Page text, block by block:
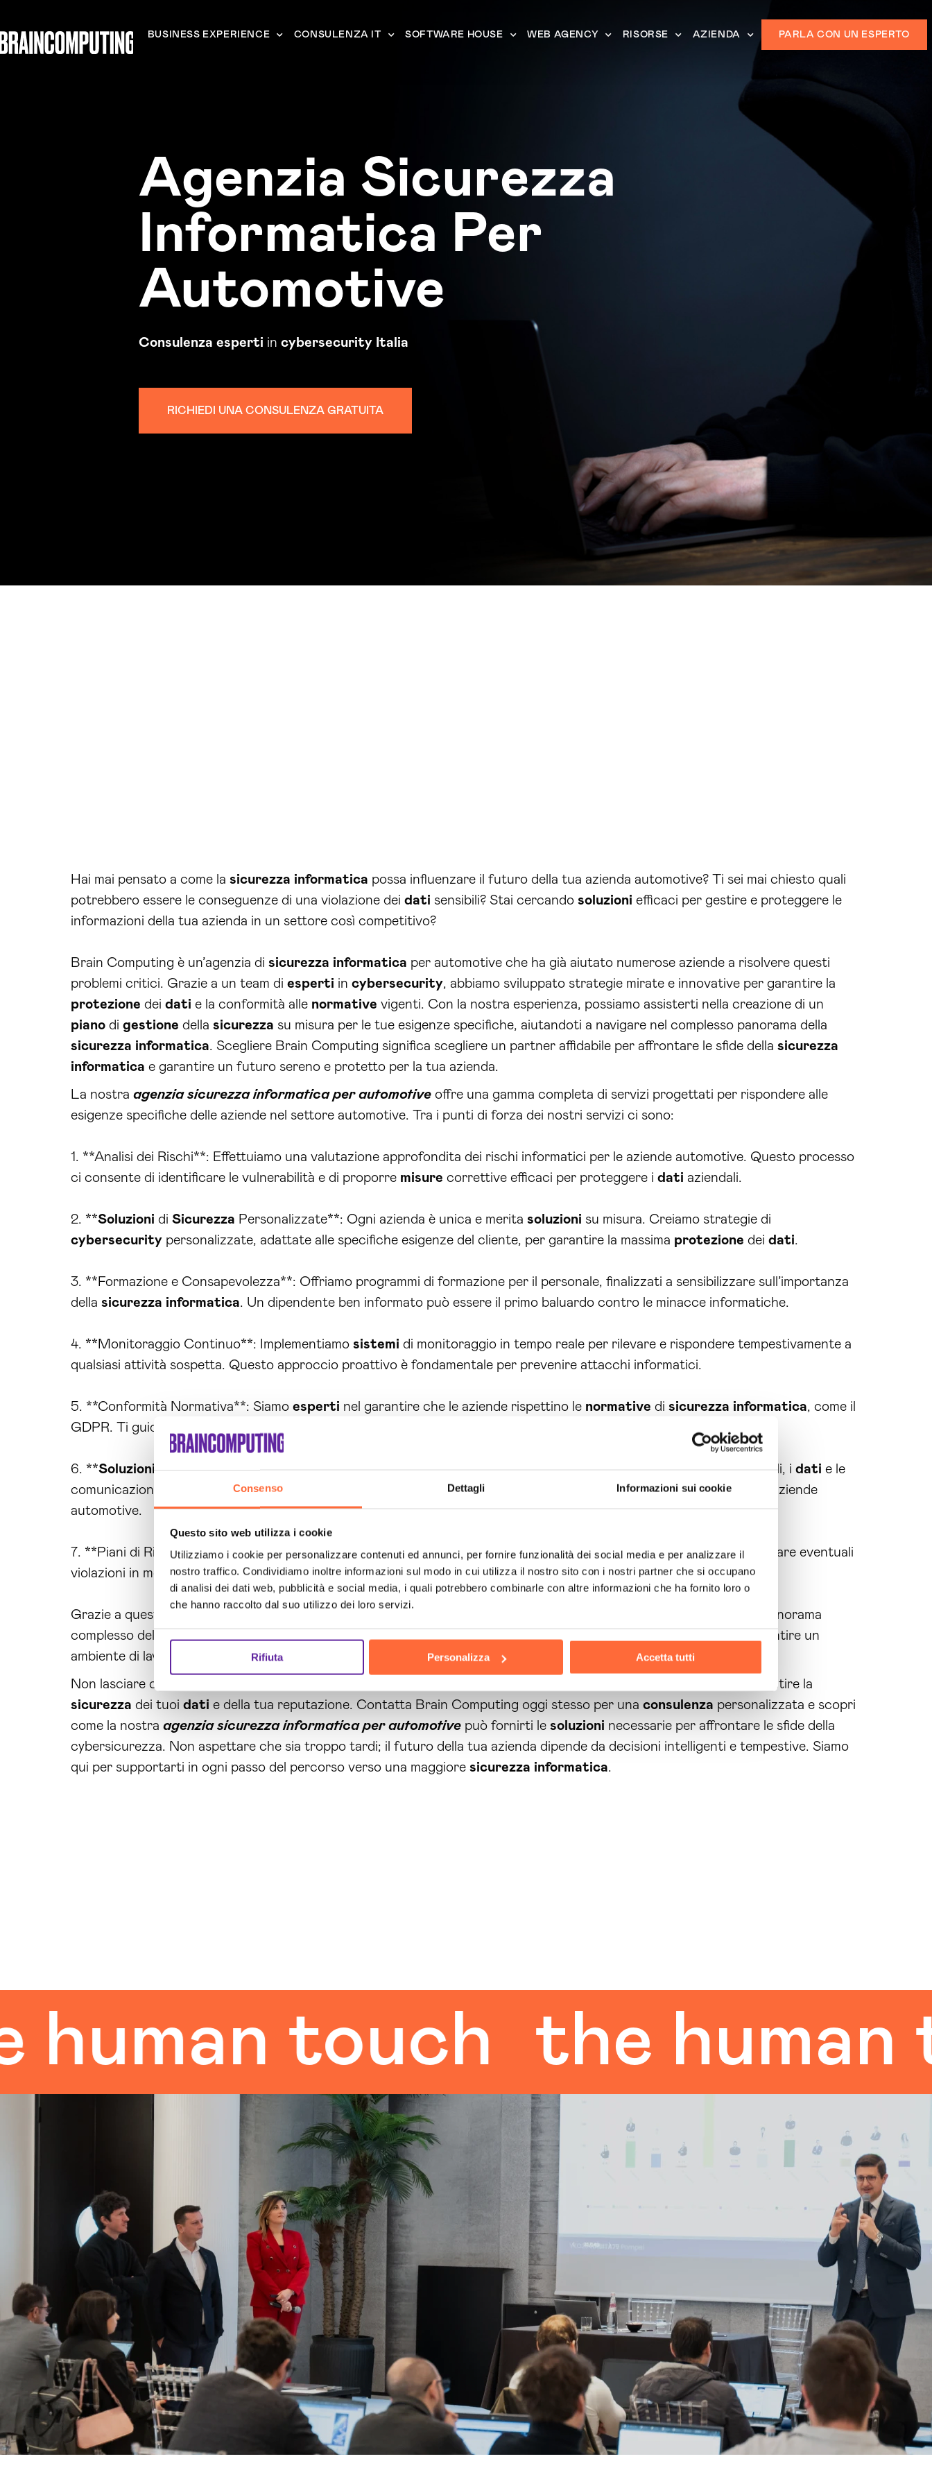
Consenso Dettagli Informazioni sui cookie
Questo sito web utilizza i cookie
Utilizziamo i cookie per personalizzare contenuti ed annunci, per fornire funzionalità dei social media e per analizzare il
nostro traffico. Condividiamo inoltre informazioni sul modo in cui utilizza il nostro sito con i nostri partner che si occupano
di analisi dei dati web, pubblicità e social media, i quali potrebbero combinarle con altre informazioni che ha fornito loro o
che hanno raccolto dal suo utilizzo dei loro servizi.
Rifiuta Personalizza Accetta tutti
BUSINESS EXPERIENCE CONSULENZA IT SOFTWARE HOUSE WEB AGENCY RISORSE AZIENDA PARLA CON UN ESPERTO
Agenzia Sicurezza
Informatica Per
Automotive
Consulenza esperti in cybersecurity Italia
RICHIEDI UNA CONSULENZA GRATUITA
Hai mai pensato a come la sicurezza informatica possa influenzare il futuro della tua azienda automotive? Ti sei mai chiesto quali
potrebbero essere le conseguenze di una violazione dei dati sensibili? Stai cercando soluzioni efficaci per gestire e proteggere le
informazioni della tua azienda in un settore così competitivo?
Brain Computing è un’agenzia di sicurezza informatica per automotive che ha già aiutato numerose aziende a risolvere questi
problemi critici. Grazie a un team di esperti in cybersecurity, abbiamo sviluppato strategie mirate e innovative per garantire la
protezione dei dati e la conformità alle normative vigenti. Con la nostra esperienza, possiamo assisterti nella creazione di un
piano di gestione della sicurezza su misura per le tue esigenze specifiche, aiutandoti a navigare nel complesso panorama della
sicurezza informatica. Scegliere Brain Computing significa scegliere un partner affidabile per affrontare le sfide della sicurezza
informatica e garantire un futuro sereno e protetto per la tua azienda.
La nostra agenzia sicurezza informatica per automotive offre una gamma completa di servizi progettati per rispondere alle
esigenze specifiche delle aziende nel settore automotive. Tra i punti di forza dei nostri servizi ci sono:
1. **Analisi dei Rischi**: Effettuiamo una valutazione approfondita dei rischi informatici per le aziende automotive. Questo processo
ci consente di identificare le vulnerabilità e di proporre misure correttive efficaci per proteggere i dati aziendali.
2. **Soluzioni di Sicurezza Personalizzate**: Ogni azienda è unica e merita soluzioni su misura. Creiamo strategie di
cybersecurity personalizzate, adattate alle specifiche esigenze del cliente, per garantire la massima protezione dei dati.
3. **Formazione e Consapevolezza**: Offriamo programmi di formazione per il personale, finalizzati a sensibilizzare sull’importanza
della sicurezza informatica. Un dipendente ben informato può essere il primo baluardo contro le minacce informatiche.
4. **Monitoraggio Continuo**: Implementiamo sistemi di monitoraggio in tempo reale per rilevare e rispondere tempestivamente a
qualsiasi attività sospetta. Questo approccio proattivo è fondamentale per prevenire attacchi informatici.
5. **Conformità Normativa**: Siamo esperti nel garantire che le aziende rispettino le normative di sicurezza informatica, come il
GDPR. Ti guidiamo attraverso il processo di adeguamento alle
6. **Soluzioni SoftwareAvanzate**: Offriamosoftwaredisicurezzaall’avanguardia che proteggono leretiaziendali, i dati e le
comunicazioni. Le nostre
soluzionisono progettate per essere scalabili e si adattano alle esigenze in evoluzione delle aziende
automotive.
7. **Piani di Risposta agli Incidenti**: Prepariamo piani dettagliati di risposta agli incidenti, che ti permettono di affrontare eventuali
violazioni in modo tempestivo ed efficace. Questo riduce il danno e consente una rapida ripresa delle attività.
Grazie a queste
, le aziende automotive che si avvalgono dei nostri servizi possono affrontare con serenità il panorama
complesso della
cybersecurity. Siamo qui per aiutarti a proteggere ciò che hai costruito con tanto impegno e a garantire un
ambiente di lavoro sicuro e protetto.
Non lasciare che la tua azienda diventi una vittima della crescente minaccia
. È il momento di agire e garantire la
sicurezza dei tuoi dati e della tua reputazione. Contatta Brain Computing oggi stesso per una consulenza personalizzata e scopri
come la nostra agenzia sicurezza informatica per automotive può fornirti le soluzioni necessarie per affrontare le sfide della
cybersicurezza. Non aspettare che sia troppo tardi; il futuro della tua azienda dipende da decisioni intelligenti e tempestive. Siamo
qui per supportarti in ogni passo del percorso verso una maggiore sicurezza informatica.
touch the human